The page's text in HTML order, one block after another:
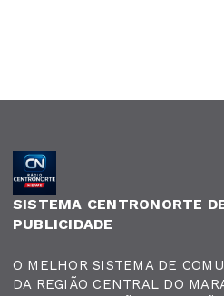
SISTEMA CENTRONORTE
PUBLICIDADE
O MELHOR SISTEMA DE
DA REGIÃO CENTRAL DO